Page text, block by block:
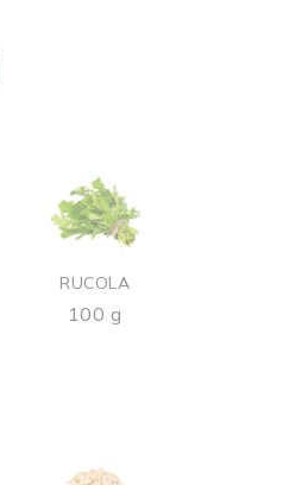
RUCOLA
100 g